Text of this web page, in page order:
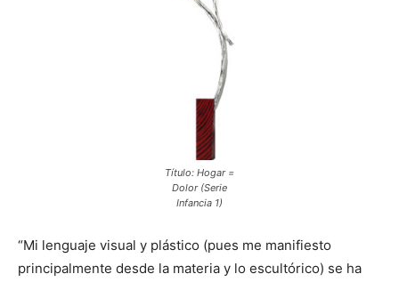
Título: Hogar =
Dolor (Serie
Infancia 1)
“Mi lenguaje visual y plástico (pues me manifiesto
principalmente desde la materia y lo escultórico) se ha